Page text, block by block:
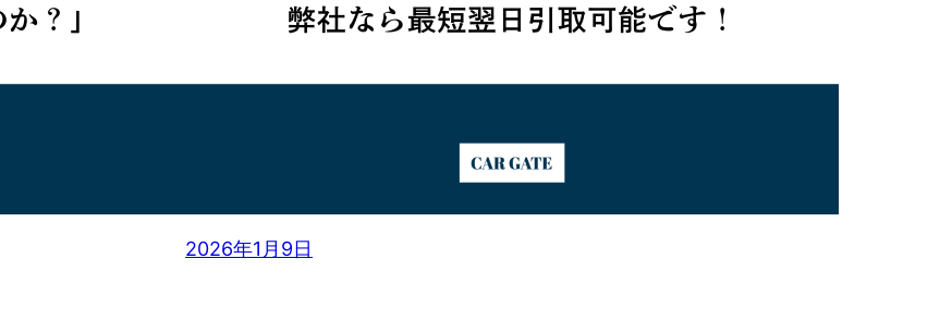
2026年1月9日